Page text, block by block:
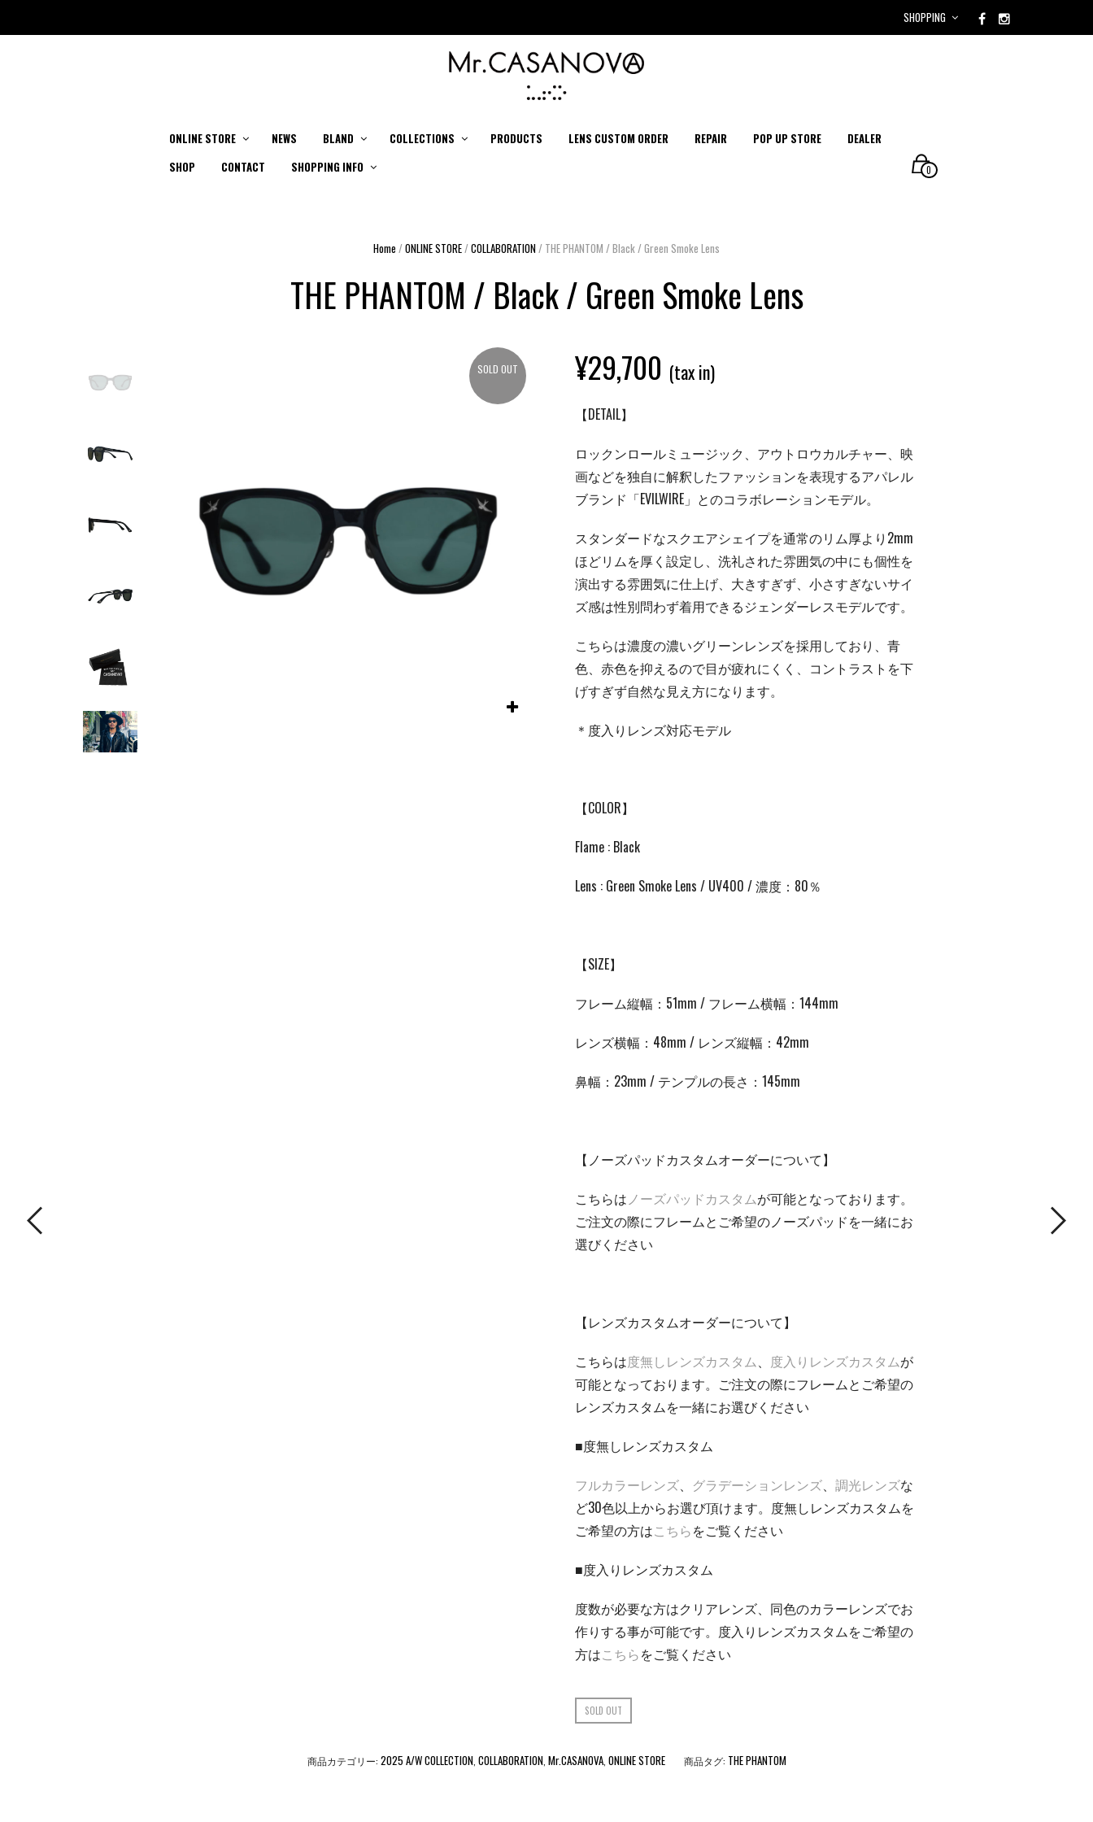
SHOPPING
ONLINE STORE NEWS BLAND COLLECTIONS PRODUCTS LENS CUSTOM ORDER REPAIR POP UP STORE
DEALER
SHOP
CONTACT SHOPPING INFO 0
Home /ONLINE STORE/COLLABORATION/ THE PHANTOM / Black / Green Smoke Lens
THE PHANTOM / Black / Green Smoke Lens
SOLD OUT ¥29,700 (tax in)
【DETAIL】
ロックンロールミュージック、アウトロウカルチャー、映
画などを独自に解釈したファッションを表現するアパレル
ブランド「EVILWIRE」とのコラボレーションモデル。
スタンダードなスクエアシェイプを通常のリム厚より2mm
ほどリムを厚く設定し、洗礼された雰囲気の中にも個性を
演出する雰囲気に仕上げ、大きすぎず、小さすぎないサイ
ズ感は性別問わず着用できるジェンダーレスモデルです。
こちらは濃度の濃いグリーンレンズを採用しており、青
色、赤色を抑えるので目が疲れにくく、コントラストを下
げすぎず自然な見え方になります。
＊度入りレンズ対応モデル
【COLOR】
Flame : Black
Lens : Green Smoke Lens / UV400 / 濃度：80％
【SIZE】
フレーム縦幅：51mm / フレーム横幅：144mm
レンズ横幅：48mm / レンズ縦幅：42mm
鼻幅：23mm / テンプルの長さ： 145mm
【ノーズパッドカスタムオーダーについて】
こちらはノーズパッドカスタムが可能となっております。
ご注文の際にフレームとご希望のノーズパッドを一緒にお
選びください
【レンズカスタムオーダーについて】
こちらは度無しレンズカスタム、 度入りレンズカスタムが
可能となっております。ご注文の際にフレームとご希望の
レンズカスタムを一緒にお選びください
■度無しレンズカスタム
フルカラーレンズ、 グラデーションレンズ、 調光レンズな
ど30色以上からお選び頂けます。度無しレンズカスタムを
ご希望の方はこちらをご覧ください
■度入りレンズカスタム
度数が必要な方はクリアレンズ、同色のカラーレンズでお
作りする事が可能です。度入りレンズカスタムをご希望の
方はこちらをご覧ください
SOLD OUT
商品カテゴリー: 2025 A/W COLLECTION, COLLABORATION, Mr.CASANOVA, ONLINE STORE 商品タグ: THE PHANTOM